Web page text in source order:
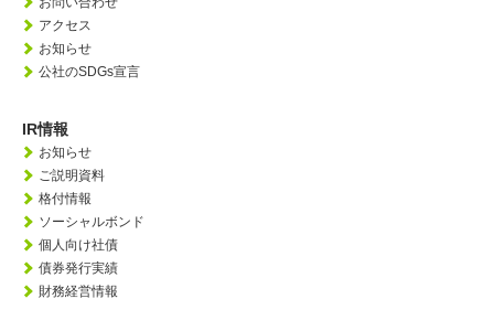
アクセス
お知らせ
公社のSDGs宣言
IR情報
お知らせ
ご説明資料
格付情報
ソーシャルボンド
個人向け社債
債券発行実績
財務経営情報